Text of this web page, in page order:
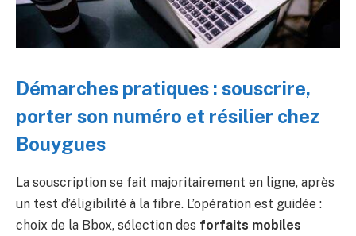
Démarches pratiques : souscrire,
porter son numéro et résilier chez
Bouygues
La souscription se fait majoritairement en ligne, après
un test d’éligibilité à la fibre. L’opération est guidée :
choix de la Bbox, sélection des forfaits mobiles